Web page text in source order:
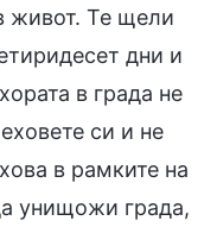
живот. Те щели
дни и
в града не
си и не
в рамките на
унищожи града,